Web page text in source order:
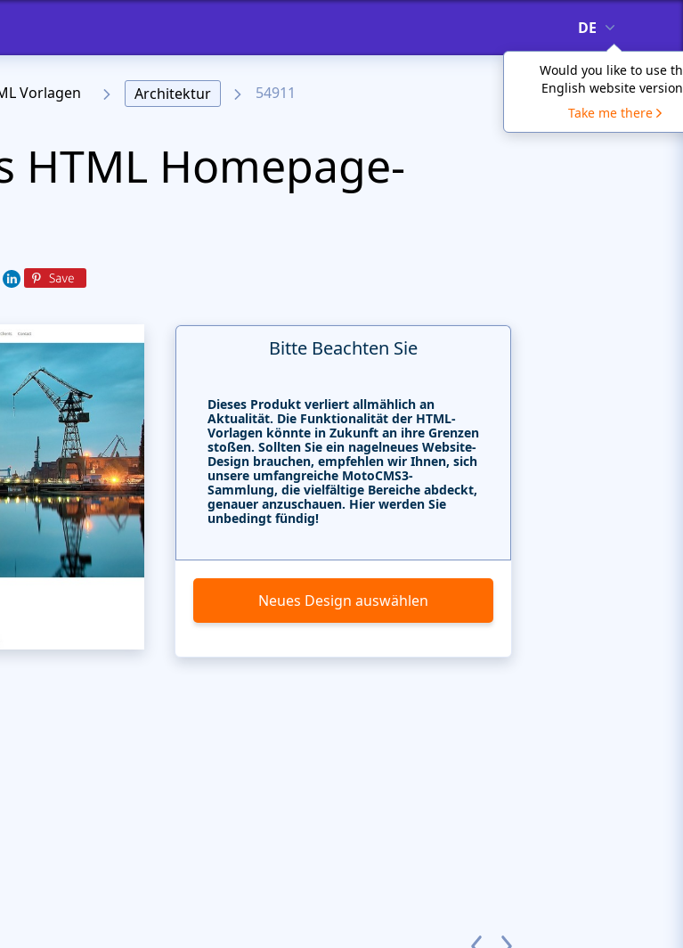
DE
Would you like to use
English website
Take me there
Vorlagen Architektur 54911
HTML Homepage-
Bitte Beachten Sie
Dieses Produkt verliert allmählich an
Aktualität. Die Funktionalität der HTML-
Vorlagen könnte in Zukunft an ihre Grenzen
stoßen. Sollten Sie ein nagelneues Website-
Design brauchen, empfehlen wir Ihnen, sich
unsere umfangreiche MotoCMS3-
Sammlung, die vielfältige Bereiche abdeckt,
genauer anzuschauen. Hier werden Sie
unbedingt fündig!
Neues Design auswählen